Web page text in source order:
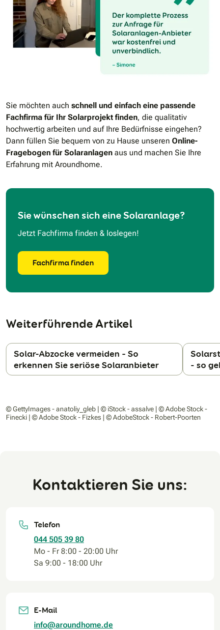
Sie möchten auch schnell und einfach eine passende
Fachfirma für Ihr Solarprojekt finden, die qualitativ
hochwertig arbeiten und auf Ihre Bedürfnisse eingehen?
Dann füllen Sie bequem von zu Hause unseren Online-
Fragebogen für Solaranlagen aus und machen Sie Ihre
Erfahrung mit Aroundhome.
Sie wünschen sich eine Solaranlage?
Jetzt Fachfirma finden & loslegen!
Fachfirma finden
Weiterführende Artikel
Solar-Abzocke vermeiden – So
erkennen Sie seriöse Solaranbieter
- so
© GettyImages - anatoliy_gleb | © iStock - assalve | © Adobe Stock -
Finecki | © Adobe Stock - Fizkes | © AdobeStock - Robert-Poorten
Kontaktieren Sie uns:
Telefon
044 505 39 80
Mo - Fr 8:00 - 20:00 Uhr
Sa 9:00 - 18:00 Uhr
E-Mail
info@aroundhome.de